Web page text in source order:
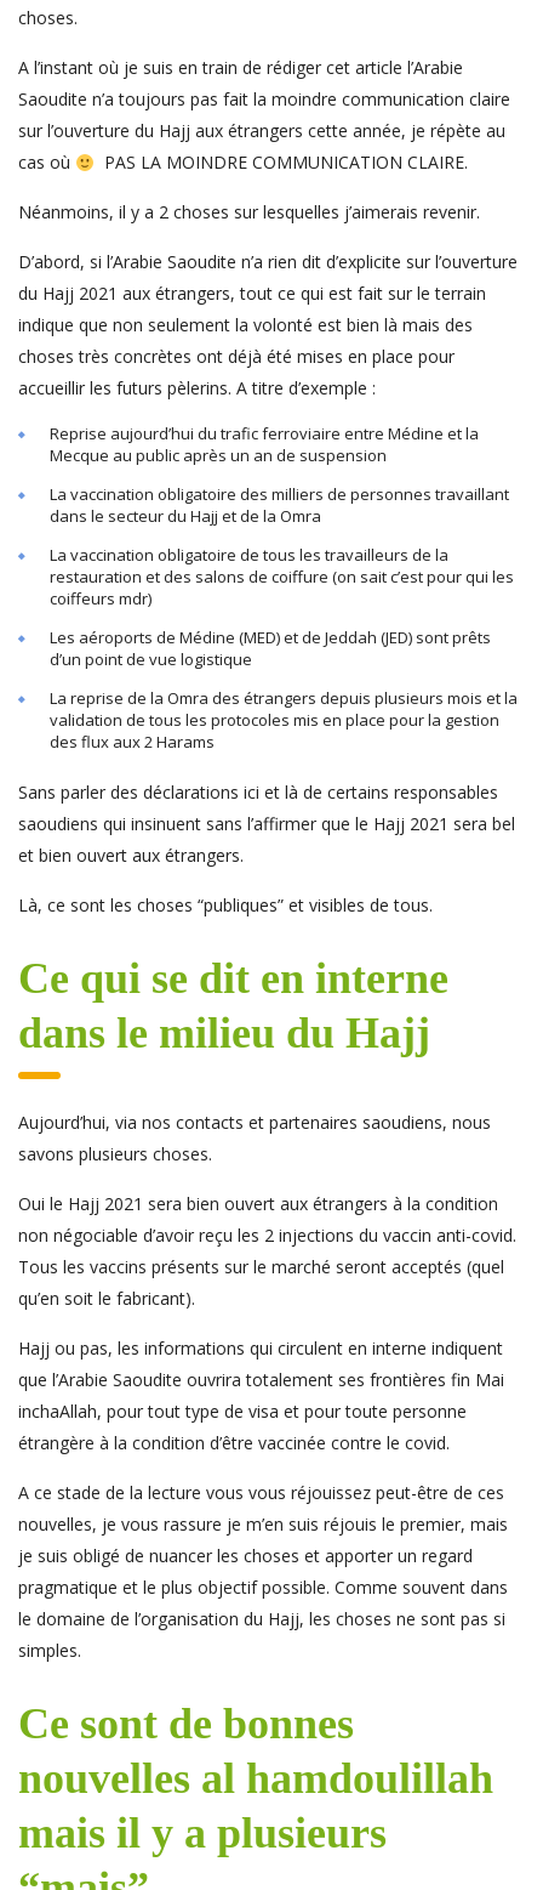
choses.
A l’instant où je suis en train de rédiger cet article l’Arabie
Saoudite n’a toujours pas fait la moindre communication claire
sur l’ouverture du Hajj aux étrangers cette année, je répète au
cas où
PAS LA MOINDRE COMMUNICATION CLAIRE.
Néanmoins, il y a 2 choses sur lesquelles j’aimerais revenir.
D’abord, si l’Arabie Saoudite n’a rien dit d’explicite sur l’ouverture
du Hajj 2021 aux étrangers, tout ce qui est fait sur le terrain
indique que non seulement la volonté est bien là mais des
choses très concrètes ont déjà été mises en place pour
accueillir les futurs pèlerins. A titre d’exemple :
Reprise aujourd’hui du trafic ferroviaire entre Médine et la
Mecque au public après un an de suspension
La vaccination obligatoire des milliers de personnes travaillant
dans le secteur du Hajj et de la Omra
La vaccination obligatoire de tous les travailleurs de la
restauration et des salons de coiffure (on sait c’est pour qui les
coiffeurs mdr)
Les aéroports de Médine (MED) et de Jeddah (JED) sont prêts
d’un point de vue logistique
La reprise de la Omra des étrangers depuis plusieurs mois et la
validation de tous les protocoles mis en place pour la gestion
des flux aux 2 Harams
Sans parler des déclarations ici et là de certains responsables
saoudiens qui insinuent sans l’affirmer que le Hajj 2021 sera bel
et bien ouvert aux étrangers.
Là, ce sont les choses “publiques” et visibles de tous.
Ce qui se dit en interne
dans le milieu du Hajj
Aujourd’hui, via nos contacts et partenaires saoudiens, nous
savons plusieurs choses.
Oui le Hajj 2021 sera bien ouvert aux étrangers à la condition
non négociable d’avoir reçu les 2 injections du vaccin anti-covid.
Tous les vaccins présents sur le marché seront acceptés (quel
qu’en soit le fabricant).
Hajj ou pas, les informations qui circulent en interne indiquent
que l’Arabie Saoudite ouvrira totalement ses frontières fin Mai
inchaAllah, pour tout type de visa et pour toute personne
étrangère à la condition d’être vaccinée contre le covid.
A ce stade de la lecture vous vous réjouissez peut-être de ces
nouvelles, je vous rassure je m’en suis réjouis le premier, mais
je suis obligé de nuancer les choses et apporter un regard
pragmatique et le plus objectif possible. Comme souvent dans
le domaine de l’organisation du Hajj, les choses ne sont pas si
simples.
Ce sont de bonnes
nouvelles al hamdoulillah
mais il y a plusieurs